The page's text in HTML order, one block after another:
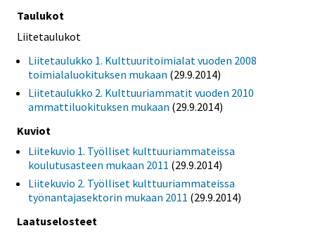
Taulukot
Liitetaulukot
Liitetaulukko 1. Kulttuuritoimialat vuoden 2008
toimialaluokituksen mukaan (29.9.2014)
Liitetaulukko 2. Kulttuuriammatit vuoden 2010
ammattiluokituksen mukaan (29.9.2014)
Kuviot
Liitekuvio 1. Työlliset kulttuuriammateissa
koulutusasteen mukaan 2011 (29.9.2014)
Liitekuvio 2. Työlliset kulttuuriammateissa
työnantajasektorin mukaan 2011 (29.9.2014)
Laatuselosteet